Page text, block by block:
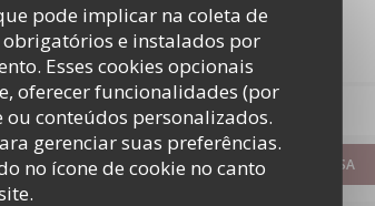
pode implicar na coleta de
obrigatórios e instalados por
Esses cookies opcionais
oferecer funcionalidades (por
conteúdos personalizados.
gerenciar suas preferências.
no ícone de cookie no canto
Reserva
RESERVAR UMA MESA